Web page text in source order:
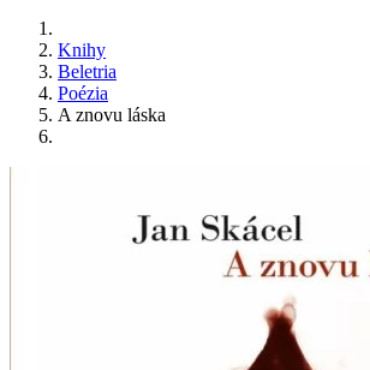
Knihy
Beletria
Poézia
A znovu láska